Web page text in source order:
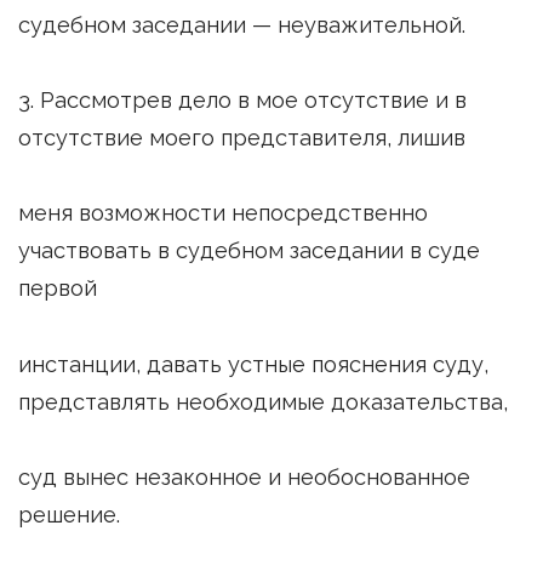
судебном заседании — неуважительной.
3. Рассмотрев дело в мое отсутствие и в
отсутствие моего представителя, лишив
меня возможности непосредственно
участвовать в судебном заседании в суде
первой
инстанции, давать устные пояснения суду,
представлять необходимые доказательства,
суд вынес незаконное и необоснованное
решение.